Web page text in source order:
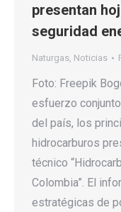
presentan
seguridad
Naturgas, Noticias
Foto: Freepik
esfuerzo
del país, los
hidrocarburos
técnico
Colombia”. El
estratégicas de